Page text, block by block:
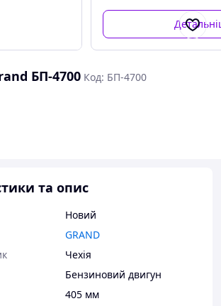
БП-4700 Код: БП-4700
та опис
Новий
GRAND
Чехія
Бензиновий двигун
405 мм